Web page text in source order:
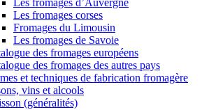
Les fromages d’Auvergne
Les fromages corses
Fromages du Limousin
Les fromages de Savoie
des fromages européens
des fromages des autres pays
et techniques de fabrication fromagère
vins et alcools
(généralités)